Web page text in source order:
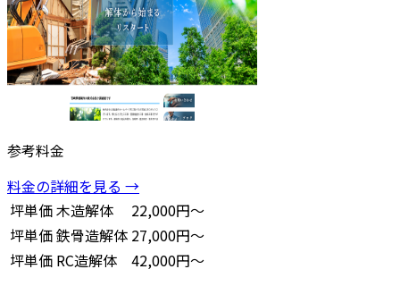
参考料金
料金の詳細を見る →
坪単価木造解体
22,000円～
坪単価鉄骨造解体 27,000円～
坪単価 RC造解体
42,000円～